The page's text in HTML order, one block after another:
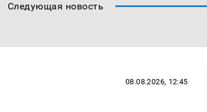
Следующая новость
08.08.2026, 12:45